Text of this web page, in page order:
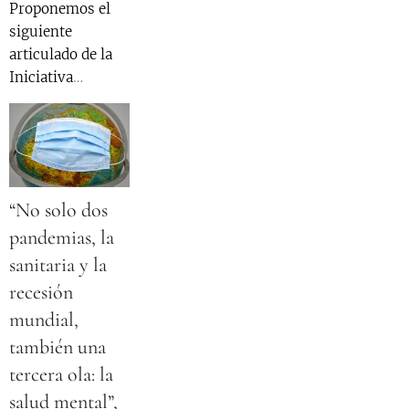
Proponemos el
siguiente
articulado de la
Iniciativa
Popular de
Norma:
“No solo dos
pandemias, la
sanitaria y la
recesión
mundial,
también una
tercera ola: la
salud mental”,